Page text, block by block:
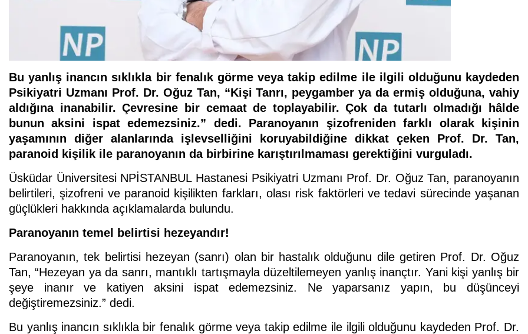
Bu yanlış inancın sıklıkla bir fenalık görme veya takip edilme ile ilgili olduğunu kaydeden
Psikiyatri Uzmanı Prof. Dr. Oğuz Tan, “Kişi Tanrı, peygamber ya da ermiş olduğuna, vahiy
aldığına inanabilir. Çevresine bir cemaat de toplayabilir. Çok da tutarlı olmadığı hâlde
bunun aksini ispat edemezsiniz.” dedi. Paranoyanın şizofreniden farklı olarak kişinin
yaşamının diğer alanlarında işlevselliğini koruyabildiğine dikkat çeken Prof. Dr. Tan,
paranoid kişilik ile paranoyanın da birbirine karıştırılmaması gerektiğini vurguladı.
Üsküdar Üniversitesi NPİSTANBUL Hastanesi Psikiyatri Uzmanı Prof. Dr. Oğuz Tan, paranoyanın
belirtileri, şizofreni ve paranoid kişilikten farkları, olası risk faktörleri ve tedavi sürecinde yaşanan
güçlükleri hakkında açıklamalarda bulundu.
Paranoyanın temel belirtisi hezeyandır!
Paranoyanın, tek belirtisi hezeyan (sanrı) olan bir hastalık olduğunu dile getiren Prof. Dr. Oğuz
Tan, “Hezeyan ya da sanrı, mantıklı tartışmayla düzeltilemeyen yanlış inançtır. Yani kişi yanlış bir
şeye inanır ve katiyen aksini ispat edemezsiniz. Ne yaparsanız yapın, bu düşünceyi
değiştiremezsiniz.” dedi.
Bu yanlış inancın sıklıkla bir fenalık görme veya takip edilme ile ilgili olduğunu kaydeden Prof. Dr.